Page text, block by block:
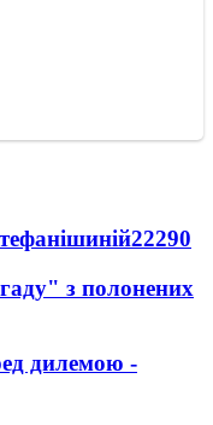
22290
з полонених
дилемою -